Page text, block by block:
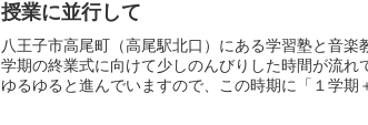
授業に並行して
八王子市高尾町（高尾駅北口）にある学習塾と音
学期の終業式に向けて少しのんびりした時間が流
ゆるゆると進んでいますので、この時期に「１学期